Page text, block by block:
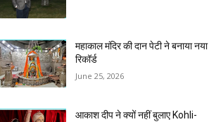
महाकाल मंदिर की दान पेटी ने बनाया नया
रिकॉर्ड
June 25, 2026
आकाश दीप ने क्यों नहीं बुलाए Kohli-